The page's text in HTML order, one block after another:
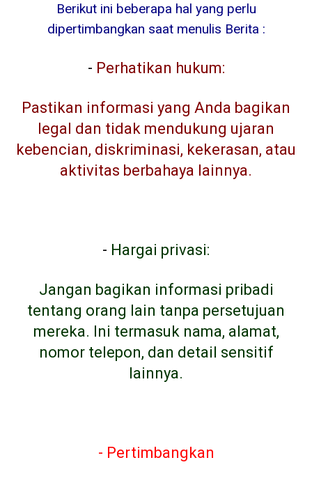
Berikut ini beberapa hal yang perlu
dipertimbangkan saat menulis Berita :
- Perhatikan hukum:
Pastikan informasi yang Anda bagikan
legal dan tidak mendukung ujaran
kebencian, diskriminasi, kekerasan, atau
aktivitas berbahaya lainnya.
- Hargai privasi:
Jangan bagikan informasi pribadi
tentang orang lain tanpa persetujuan
mereka. Ini termasuk nama, alamat,
nomor telepon, dan detail sensitif
lainnya.
- Pertimbangkan